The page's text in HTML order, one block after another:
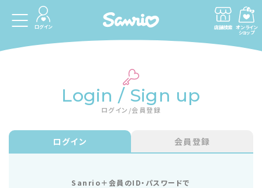
ログイン 店舗検索 オンライン
ショップ
Login / Sign up
ログイン/会員登録
ログイン 会員登録
Sanrio＋会員のID・パスワードで